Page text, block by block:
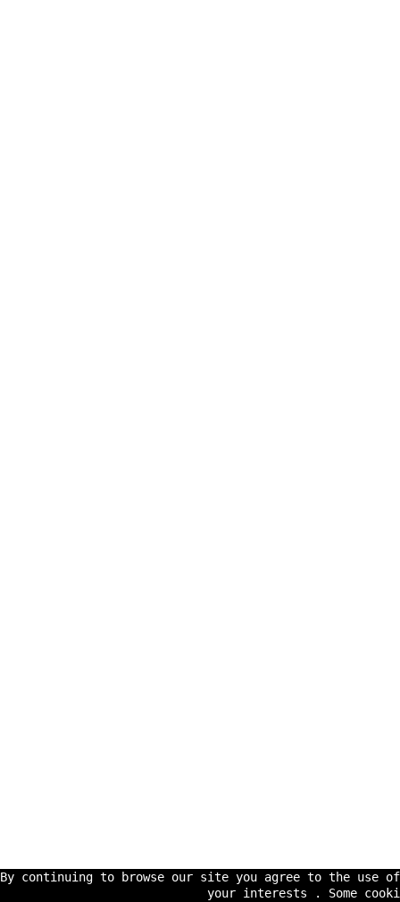
By continuing to browse our site you agree to the
your interests . Some